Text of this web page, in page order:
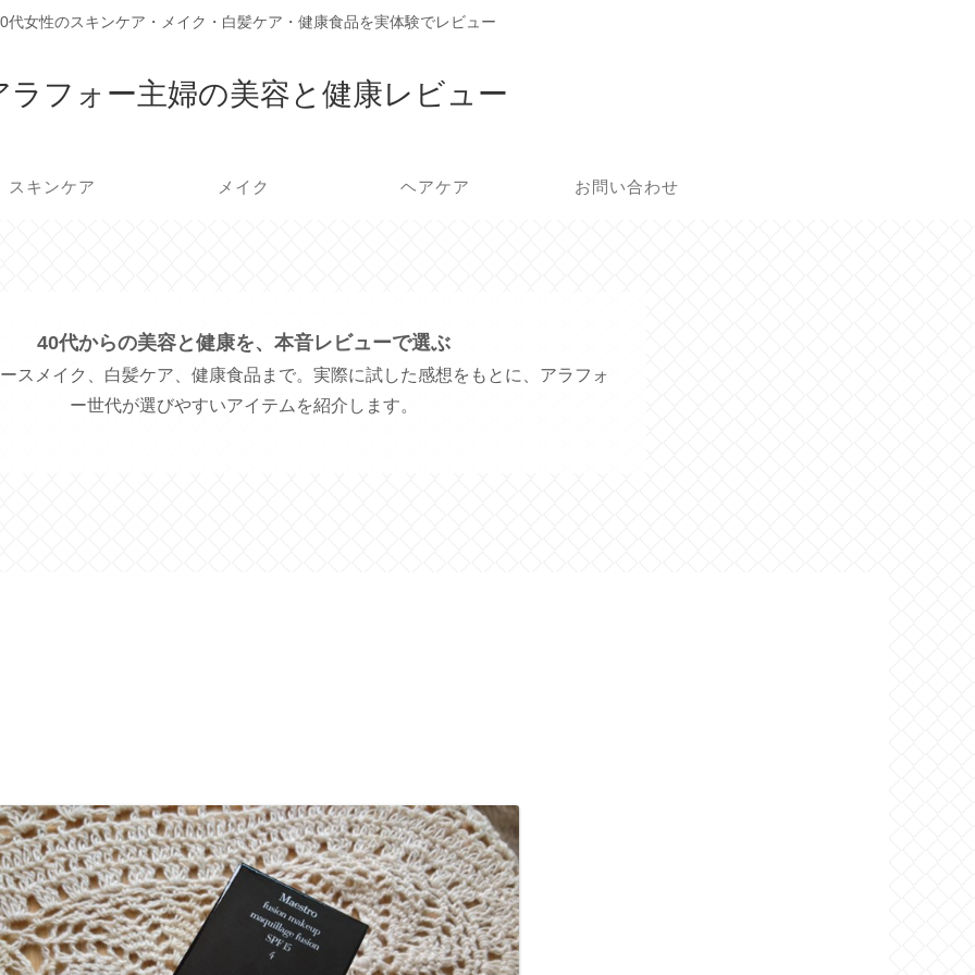
代女性のスキンケア・メイク・白髪ケア・健康食品を実体験でレビュー
ラフォー主婦の美容と健康レビュー
スキンケア メイク ヘアケア お問い合わせ
40代からの美容と健康を、本音レビューで選ぶ
スメイク、白髪ケア、健康食品まで。実際に試した感想をもとに、アラフォ
ー世代が選びやすいアイテムを紹介します。